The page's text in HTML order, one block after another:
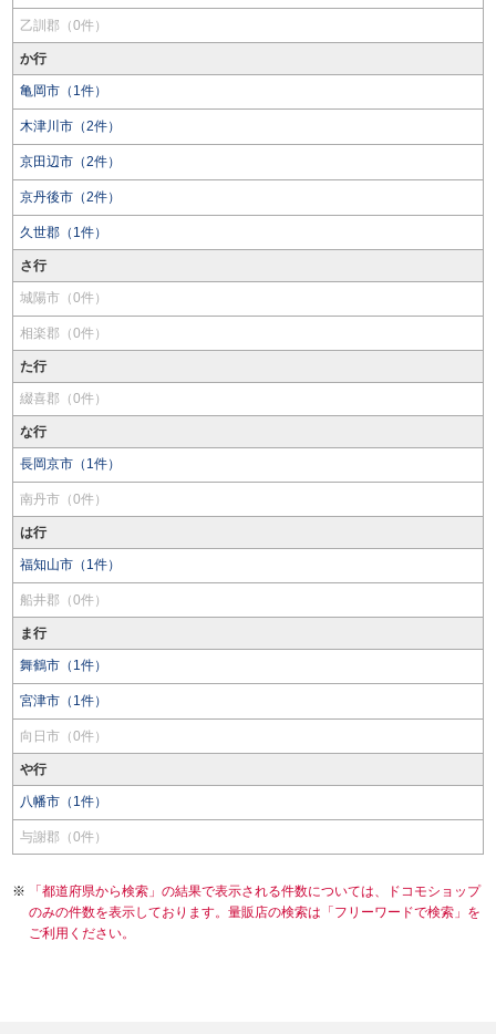
乙訓郡（0件）
か行
亀岡市（1件）
木津川市（2件）
京田辺市（2件）
京丹後市（2件）
久世郡（1件）
さ行
城陽市（0件）
相楽郡（0件）
た行
綴喜郡（0件）
な行
長岡京市（1件）
南丹市（0件）
は行
福知山市（1件）
船井郡（0件）
ま行
舞鶴市（1件）
宮津市（1件）
向日市（0件）
や行
八幡市（1件）
与謝郡（0件）
「都道府県から検索」の結果で表示される件数については、ドコモショップ
のみの件数を表示しております。量販店の検索は「フリーワードで検索」を
ご利用ください。